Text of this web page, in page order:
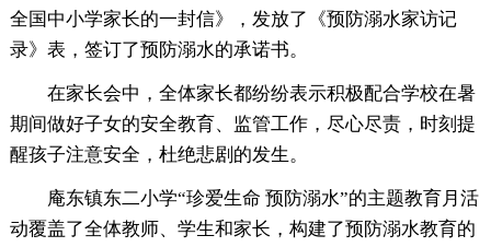
全国中小学家长的一封信》，发放了《预防溺水家访记
录》表，签订了预防溺水的承诺书。
在家长会中，全体家长都纷纷表示积极配合学校在暑
期间做好子女的安全教育、监管工作，尽心尽责，时刻提
醒孩子注意安全，杜绝悲剧的发生。
庵东镇东二小学“珍爱生命 预防溺水”的主题教育月活
动覆盖了全体教师、学生和家长，构建了预防溺水教育的